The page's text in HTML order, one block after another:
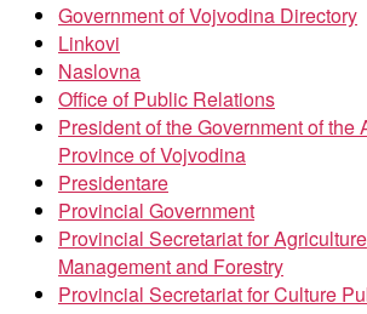
Government of Vojvodina Directory
Linkovi
Naslovna
Office of Public Relations
President of the Government of the
Province of Vojvodina
Presidentare
Provincial Government
Provincial Secretariat for
Management and Forestry
Provincial Secretariat for Culture